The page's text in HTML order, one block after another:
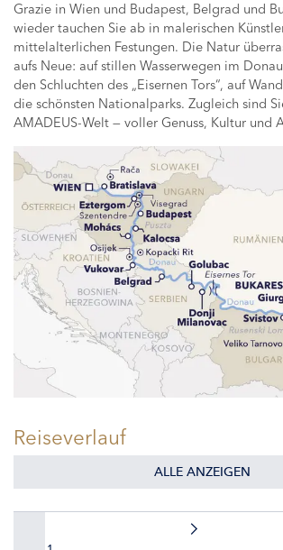
Grazie in Wien und Budapest, Belgrad und
wieder tauchen Sie ab in malerischen
mittelalterlichen Festungen. Die Natur
aufs Neue: auf stillen Wasserwegen im
den Schluchten des „Eisernen Tors“, auf
die schönsten Nationalparks. Zugleich sind
AMADEUS-Welt — voller Genuss, Kultur und
Reiseverlauf
ALLE ANZEIGEN